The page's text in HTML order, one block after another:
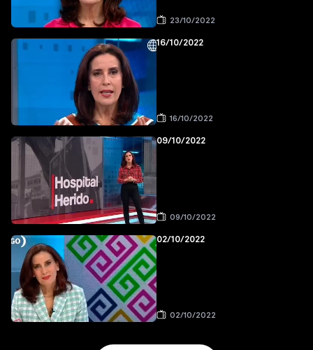
23/10/2022
16/10/2022
16/10/2022
09/10/2022
09/10/2022
02/10/2022
02/10/2022